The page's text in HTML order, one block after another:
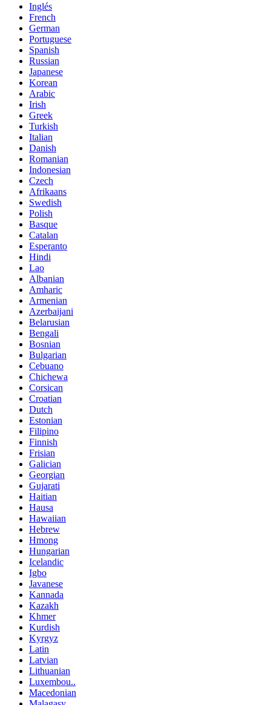
Inglés
French
German
Portuguese
Spanish
Russian
Japanese
Korean
Arabic
Irish
Greek
Turkish
Italian
Danish
Romanian
Indonesian
Czech
Afrikaans
Swedish
Polish
Basque
Catalan
Esperanto
Hindi
Lao
Albanian
Amharic
Armenian
Azerbaijani
Belarusian
Bengali
Bosnian
Bulgarian
Cebuano
Chichewa
Corsican
Croatian
Dutch
Estonian
Filipino
Finnish
Frisian
Galician
Georgian
Gujarati
Haitian
Hausa
Hawaiian
Hebrew
Hmong
Hungarian
Icelandic
Igbo
Javanese
Kannada
Kazakh
Khmer
Kurdish
Kyrgyz
Latin
Latvian
Lithuanian
Luxembou..
Macedonian